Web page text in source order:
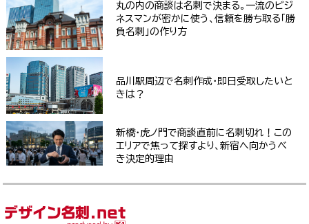
丸の内の商談は名刺で決まる。一流のビジ
ネスマンが密かに使う、信頼を勝ち取る「勝
負名刺」の作り方
品川駅周辺で名刺作成・即日受取したいと
きは？
新橋・虎ノ門で商談直前に名刺切れ！この
エリアで焦って探すより、新宿へ向かうべ
き決定的理由